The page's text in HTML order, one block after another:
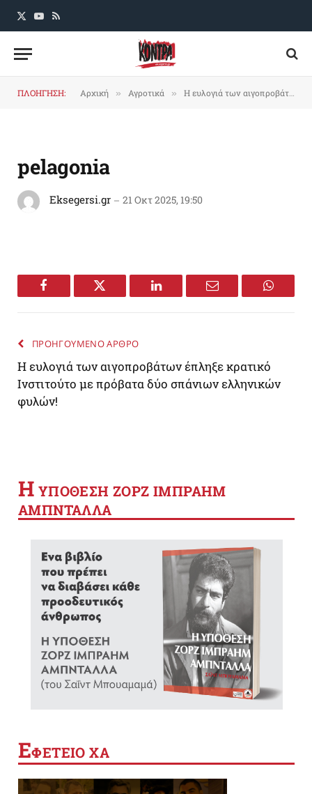
X
YouTube
RSS
ΠΛΟΗΓΗΣΗ: Αρχική » Αγροτικά » Η ευλογιά των αιγοπροβάτων έπληξε κρατικό Ινστιτούτο με πρόβατα δύο σπάνιων ελληνικών φυλών!
pelagonia
Eksegersi.gr 21 Οκτ 2025, 19:50
Facebook Twitter LinkedIn Email
ΠΡΟΗΓΟΥΜΕΝΟ ΑΡΘΡΟ
Η ευλογιά των αιγοπροβάτων έπληξε κρατικό
Ινστιτούτο με πρόβατα δύο σπάνιων ελληνικών
φυλών!
Η YΠΟΘΕΣΗ ΖΟΡΖ ΙΜΠΡΑΗΜ
ΑΜΠΝΤΑΛΛΑ
ΕΦΕΤΕΙΟ ΧΑ